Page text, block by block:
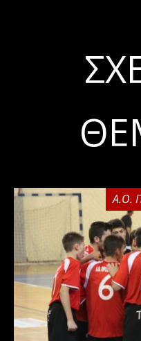
Α.Ο.